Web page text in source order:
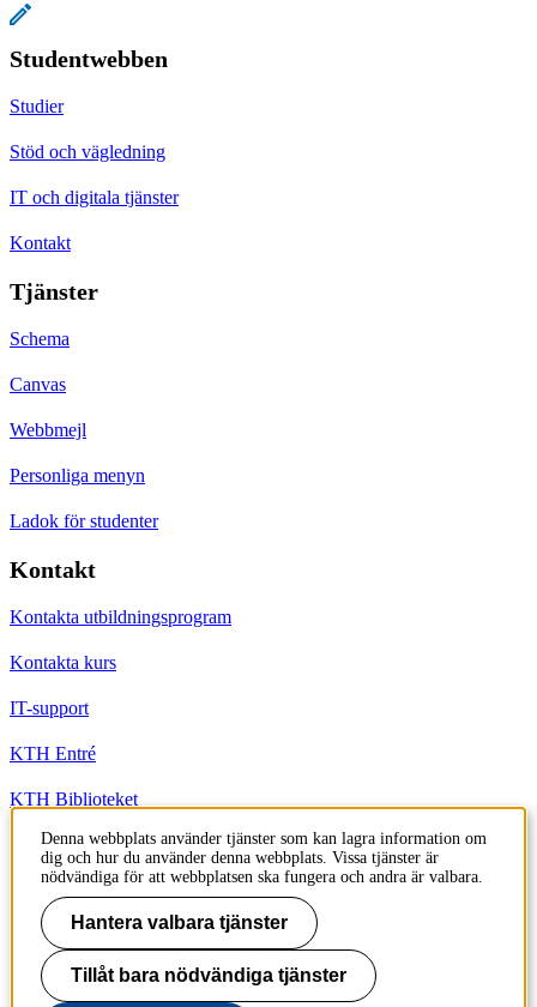
Studentwebben
Studier
Stöd och vägledning
IT och digitala tjänster
Kontakt
Tjänster
Schema
Canvas
Webbmejl
Personliga menyn
Ladok för studenter
Kontakt
Kontakta utbildningsprogram
Kontakta kurs
IT-support
KTH Entré
KTH Biblioteket
KTH
100 44 Stockholm
+46 8 790 60 00
info@kth.se
📷 @KTHstudent på Instagram
Denna webbplats använder tjänster som kan lagra information om
dig och hur du använder denna webbplats. Vissa tjänster är
nödvändiga för att webbplatsen ska fungera och andra är valbara.
Hantera valbara tjänster
Tillåt bara nödvändiga tjänster